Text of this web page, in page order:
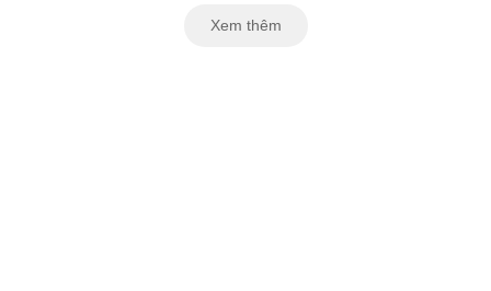
Xem thêm